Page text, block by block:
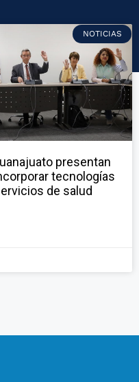
NOTICIAS
presentan
tecnologías
de salud